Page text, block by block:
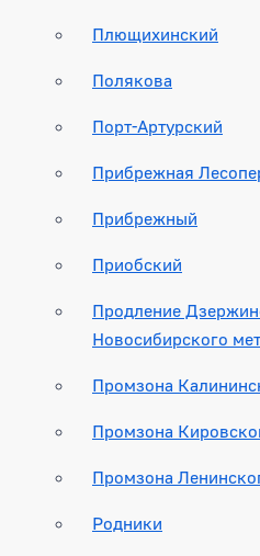
Плющихинский
Полякова
Порт-Артурский
Прибрежная
Прибрежный
Приобский
Продление
Новосибирского
Промзона
Промзона
Промзона
Родники